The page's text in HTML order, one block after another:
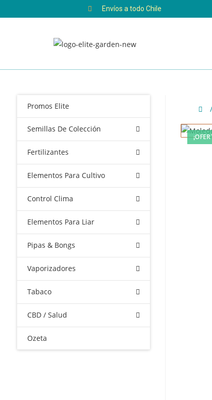
Envíos a todo Chile
/
Promos Elite
Semillas De Colección
Fertilizantes
Elementos Para Cultivo
Control Clima
Elementos Para Liar
Pipas & Bongs
Vaporizadores
Tabaco
CBD / Salud
Ozeta